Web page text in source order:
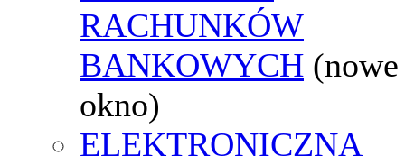
RACHUNKÓW
BANKOWYCH (nowe
okno)
ELEKTRONICZNA